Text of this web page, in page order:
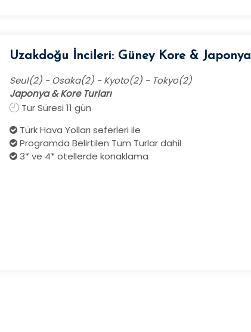
Uzakdoğu İncileri: Güney Kore & Japonya
Seul(2) - Osaka(2) - Kyoto(2) - Tokyo(2)
Japonya & Kore Turları
Tur Süresi 11 gün
Türk Hava Yolları seferleri ile
Programda Belirtilen Tüm Turlar dahil
3* ve 4* otellerde konaklama